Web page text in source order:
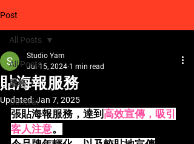
Post
All Posts
服務
General
All Posts
貼海報服務
Studio Yam
Jul 15, 2024 1 min read
Updated:Jan 7, 2025
張貼海報服務，達到 高效宣傳，吸引
客人注意。